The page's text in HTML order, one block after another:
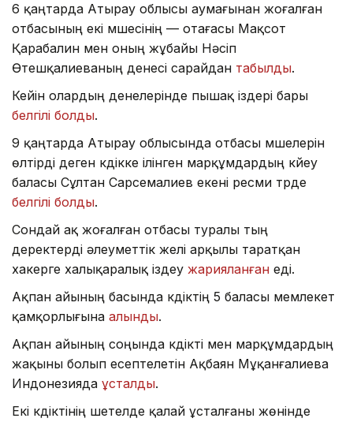
6 қаңтарда Атырау облысы аумағынан жоғалған
отбасының екі мүшесінің — отағасы Мақсот
Қарабалин мен оның жұбайы Нәсіп
Өтешқалиеваның денесі сарайдан табылды.
Кейін олардың денелерінде пышақ іздері бары
белгілі болды.
9 қаңтарда Атырау облысында отбасы мүшелерін
өлтірді деген күдікке ілінген марқұмдардың күйеу
баласы Сұлтан Сарсемалиев екені ресми түрде
белгілі болды.
Сондай ақ жоғалған отбасы туралы тың
деректерді әлеуметтік желі арқылы таратқан
хакерге халықаралық іздеу жарияланған еді.
Ақпан айының басында күдіктің 5 баласы мемлекет
қамқорлығына алынды.
Ақпан айының соңында күдікті мен марқұмдардың
жақыны болып есептелетін Ақбаян Мұқанғалиева
Индонезияда ұсталды.
Екі күдіктінің шетелде қалай ұсталғаны жөнінде